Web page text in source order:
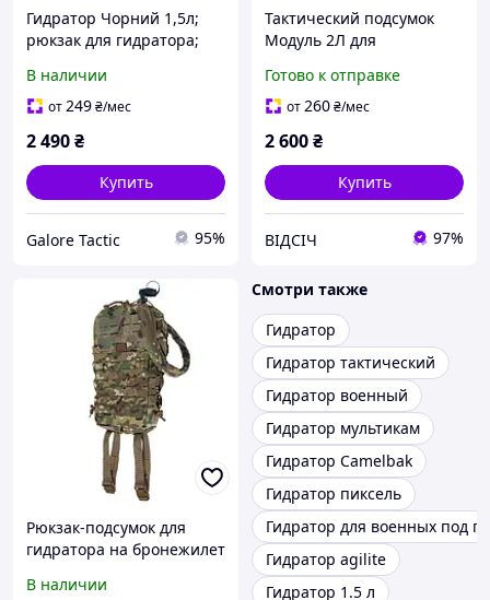
Гидратор Чорний 1,5л;
рюкзак для гидратора;
гидратор на плитоноску
В наличии
от249₴/мес
2 490₴
Купить
Galore Tactic 95%
Тактический подсумок
Модуль 2Л для
цвете MULTICAM
Готово к отправке
от260₴/мес
2 600₴
Купить
ВІДСІЧ 97%
Рюкзак-подсумок для
гидратора на бронежилет
В наличии
Смотри также
Гидратор
Гидратор тактический
Гидратор военный
Гидратор мультикам
Гидратор Camelbak
Гидратор пиксель
Гидратор для военных под
Гидратор agilite
Гидратор 1.5 л